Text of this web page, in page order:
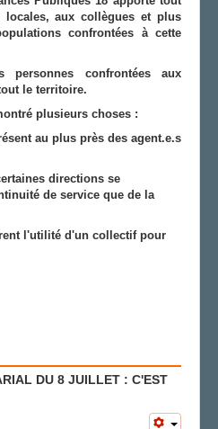
aux collègues et plus
confrontées à cette
confrontées aux
le territoire.
plusieurs choses :
au plus près des agent.e.s
directions se
de service que de la
l'utilité d'un collectif pour
DU 8 JUILLET : C'EST